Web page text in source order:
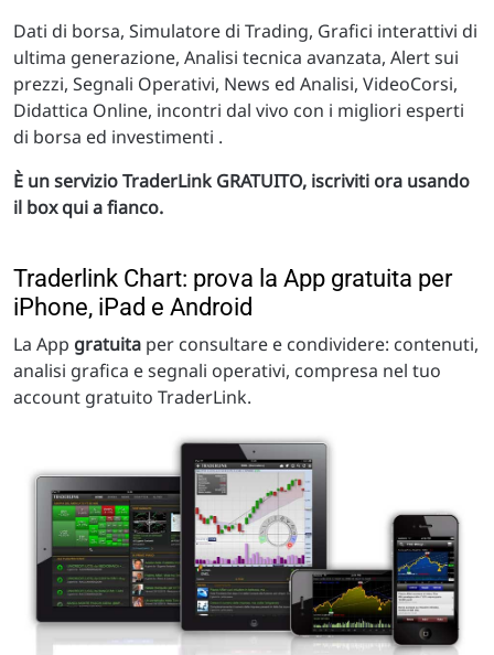
Dati di borsa, Simulatore di Trading, Grafici interattivi di
ultima generazione, Analisi tecnica avanzata, Alert sui
prezzi, Segnali Operativi, News ed Analisi, VideoCorsi,
Didattica Online, incontri dal vivo con i migliori esperti
di borsa ed investimenti .
È un servizio TraderLink GRATUITO, iscriviti ora usando
il box qui a fianco.
Traderlink Chart: prova la App gratuita per
iPhone, iPad e Android
La App gratuita per consultare e condividere: contenuti,
analisi grafica e segnali operativi, compresa nel tuo
account gratuito TraderLink.